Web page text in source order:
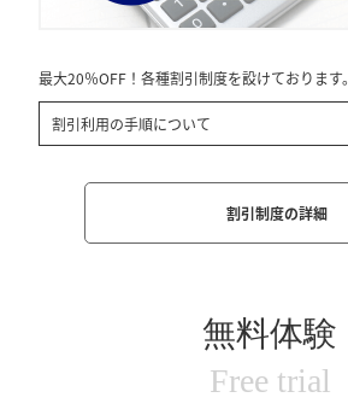
最大20％OFF！各種割引制度を設けております。
割引利用の手順について
割引制度の詳細
無料体験
Free trial